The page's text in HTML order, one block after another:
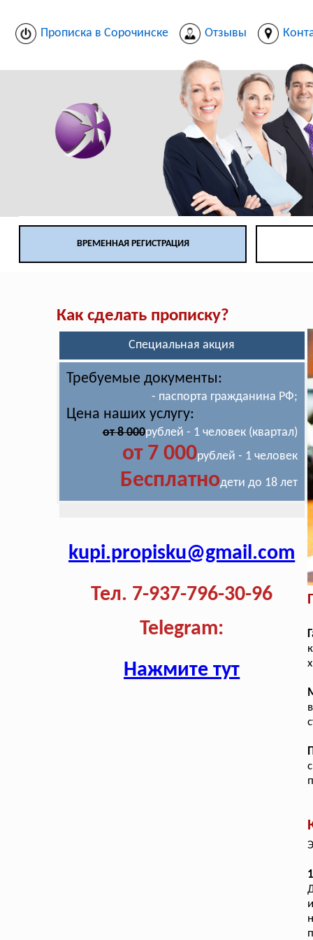
Прописка в Сорочинске Отзывы
ВРЕМЕННАЯ РЕГИСТРАЦИЯ
Как сделать прописку?
Специальная акция
Требуемые документы:
- паспорта гражданина РФ;
Цена наших услугу:
от 8 000рублей - 1 человек (квартал)
от 7 000рублей - 1 человек
Бесплатнодети до 18 лет
kupi.propisku@gmail.com
Тел. 7-937-796-30-96
Telegram:
Нажмите тут